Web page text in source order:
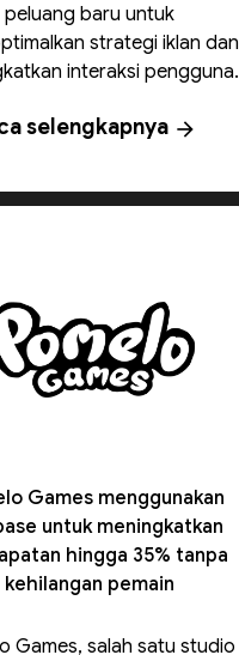
peluang baru untuk
strategi iklan dan
interaksi pengguna.
selengkapnya arrow_forward
Games menggunakan
untuk meningkatkan
hingga 35% tanpa
kehilangan pemain
Games, salah satu studio